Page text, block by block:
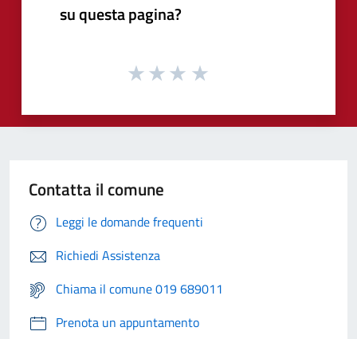
su questa pagina?
Contatta il comune
Leggi le domande frequenti
Richiedi Assistenza
Chiama il comune 019 689011
Prenota un appuntamento